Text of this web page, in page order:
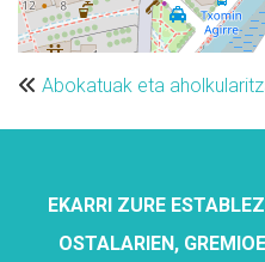
Abokatuak eta
EKARRI ZURE
OSTALARIEN,